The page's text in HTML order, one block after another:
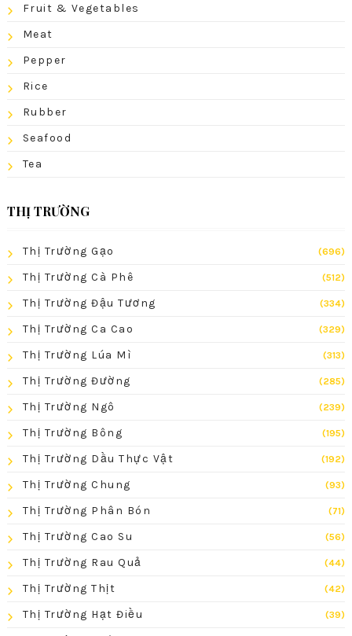
Fruit & Vegetables
Meat
Pepper
Rice
Rubber
Seafood
Tea
THỊ TRƯỜNG
Thị Trường Gạo (696)
Thị Trường Cà Phê (512)
Thị Trường Đậu Tương (334)
Thị Trường Ca Cao (329)
Thị Trường Lúa Mì (313)
Thị Trường Đường (285)
Thị Trường Ngô (239)
Thị Trường Bông (195)
Thị Trường Dầu Thực Vật (192)
Thị Trường Chung (93)
Thị Trường Phân Bón (71)
Thị Trường Cao Su (56)
Thị Trường Rau Quả (44)
Thị Trường Thịt (42)
Thị Trường Hạt Điều (39)